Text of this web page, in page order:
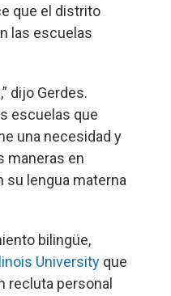
que el distrito
las escuelas
dijo Gerdes.
escuelas que
una necesidad y
maneras en
su lengua materna
bilingüe,
University que
recluta personal